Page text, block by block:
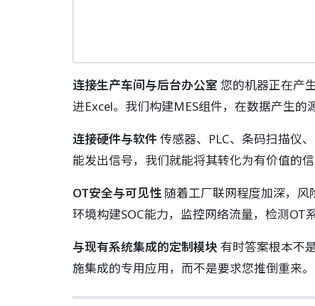
连接生产车间与后台办公室 您的机器正在产
进Excel。我们构建MES组件，在数据产生的
连接硬件与软件传感器、PLC、条码扫描仪
能发出信号，我们就能将其转化为有价值的信
OT安全与可见性 随着工厂联网程度加深，
环境构建SOC能力，监控网络流量，检测OT
与现有系统集成的定制模块 有时答案根本不
施集成的专用应用，而不是要求您推倒重来。